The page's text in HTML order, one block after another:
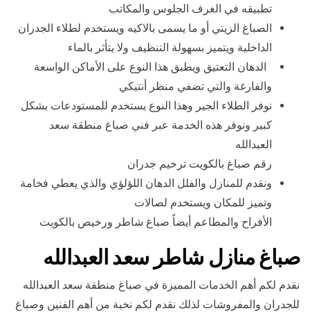
تطبيقه في الغرف الجلوس والمكاتب
الصباغ الزيتي أو ما يسمى بالاكيه ويستخدم لطلاء الجدران
الداخلية ويتميز بسهولة التنظيف ولا يتأثر بالماء
الدهان التعتيق ويطبق هذا النوع على الأماكن الواسعة
والفارغة والتي تضفي منظر أنتيكي
نوفر الطلاء الجير وهذا النوع يستخدم للمستودعات بشكل
كبير ونوفر هذه الخدمة عبر فني صباغ منطقة سعد
العبدالله
رقم صباغ بالكويت ترخيم جدران
ونقدم للمنازل والفلل الدهان اللؤلؤي والذي يعطي فخامة
وتميز للمكان ويستخدم لصالات
الأفراح والمطاعم أيضاً صباغ شاطر ورخيص بالكويت
صباغ منازل شاطر سعد العبدالله
نقدم لكم أهم الخدمات المميزة في صباغ منطقة سعد العبدالله
للجدران والمفروشات لذلك نقدم لكم نخبة من أهم الفنين وصباغ